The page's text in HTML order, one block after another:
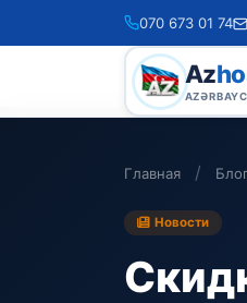
070 673 01 74
Az
Главная /
Новости